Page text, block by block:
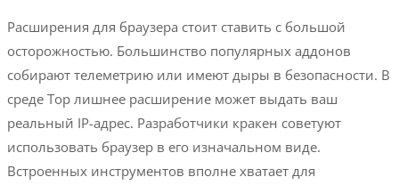
Расширения для браузера стоит ставить с большой
осторожностью. Большинство популярных аддонов
собирают телеметрию или имеют дыры в безопасности. В
среде Тор лишнее расширение может выдать ваш
реальный IP-адрес. Разработчики кракен советуют
использовать браузер в его изначальном виде.
Встроенных инструментов вполне хватает для